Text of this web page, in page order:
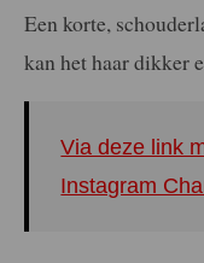
Een korte,
kan het haar dikker
Via deze link
Instagram